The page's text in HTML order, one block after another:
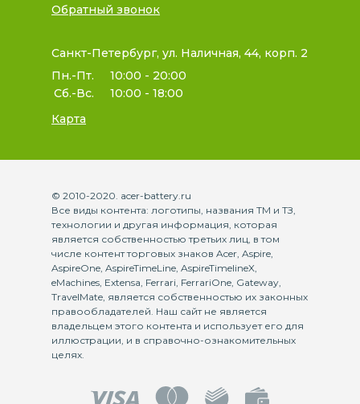
Обратный звонок
Санкт-Петербург, ул. Наличная, 44, корп. 2
Пн.-Пт.
10:00 - 20:00
Сб.-Вс.
10:00 - 18:00
Карта
© 2010-2020. acer-battery.ru
Все виды контента: логотипы, названия ТМ и ТЗ,
технологии и другая информация, которая
является собственностью третьих лиц, в том
числе контент торговых знаков Acer, Aspire,
AspireOne, AspireTimeLine, AspireTimelineX,
eMachines, Extensa, Ferrari, FerrariOne, Gateway,
TravelMate, является собственностью их законных
правообладателей. Наш сайт не является
владельцем этого контента и использует его для
иллюстрации, и в справочно-ознакомительных
целях.